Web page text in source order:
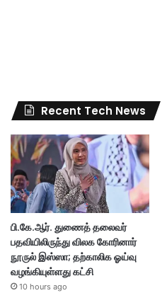
Recent Tech News
பி.கே.ஆர். துணைத் தலைவர்
பதவியிலிருந்து விலக கோரினார்
நூருல் இஸ்ஸா; தற்காலிக ஓய்வு
வழங்கியுள்ளது கட்சி
10 hours ago